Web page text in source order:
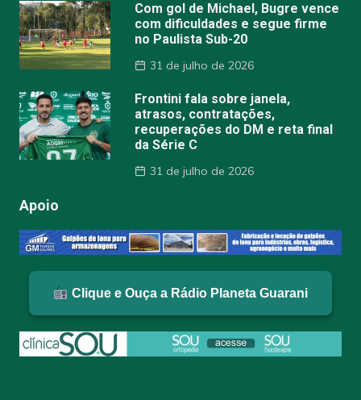
Com gol de Michael, Bugre vence
com dificuldades e segue firme
no Paulista Sub-20
31 de julho de 2026
Frontini fala sobre janela,
atrasos, contratações,
recuperações do DM e reta final
da Série C
31 de julho de 2026
Apoio
Clique e Ouça a Rádio Planeta Guarani